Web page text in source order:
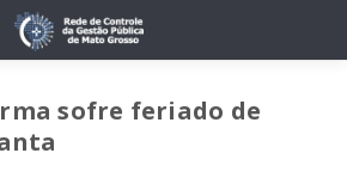
sofre feriado de